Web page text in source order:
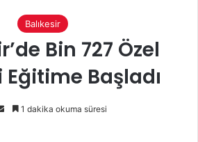
Balıkesir
Bin 727 Özel
Başladı
Bir
1 dakika okuma süresi